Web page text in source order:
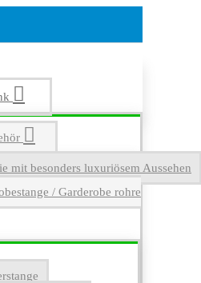
mit besonders luxuriösem Aussehen
/ Garderobe rohre